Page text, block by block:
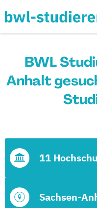
BWL
Anhalt
Sachsen-
11